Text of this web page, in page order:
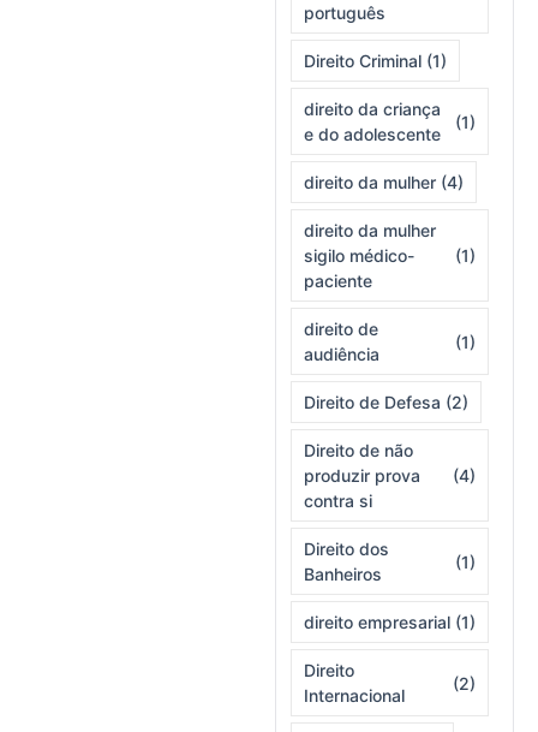
português
Direito Criminal (1)
direito da criança
e do adolescente
(1)
direito da mulher (4)
direito da mulher
sigilo médico-
paciente
(1)
direito de
audiência
(1)
Direito de Defesa (2)
Direito de não
produzir prova
contra si
(4)
Direito dos
Banheiros
(1)
direito empresarial (1)
Direito
Internacional
(2)